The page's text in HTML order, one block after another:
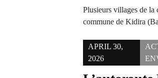
Plusieurs villages de la
commune de Kidira
APRIL 30,
2026